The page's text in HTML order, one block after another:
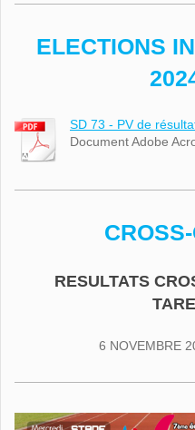
ELECTIONS
SD 73 - PV de
Document Adobe
RESULTATS
6 NOVEMBRE